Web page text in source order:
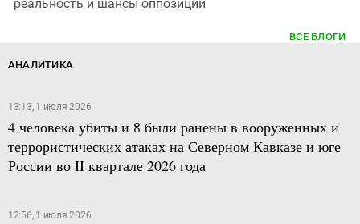
реальность и шансы оппозиции
ВСЕ БЛОГИ
АНАЛИТИКА
13:13, 1 июля 2026
4 человека убиты и 8 были ранены в вооруженных и
террористических атаках на Северном Кавказе и юге
России во II квартале 2026 года
12:56, 1 июля 2026